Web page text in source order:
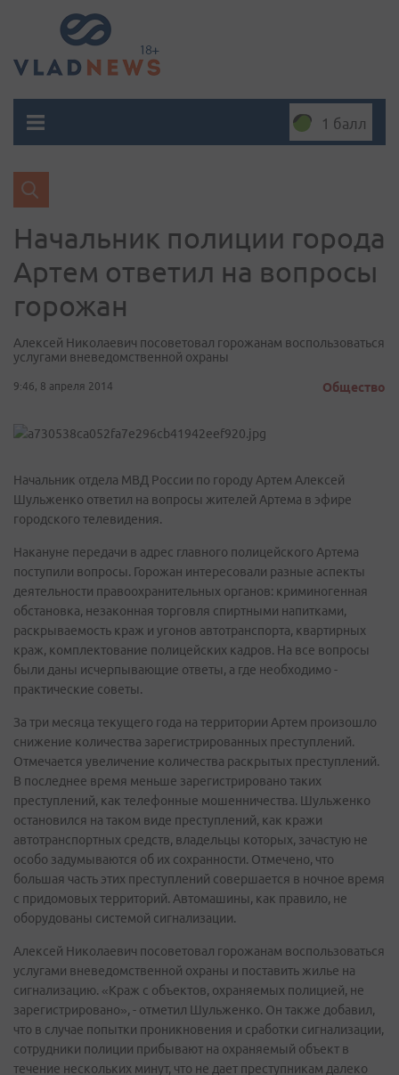
1 балл
Начальник полиции города
Артем ответил на вопросы
горожан
Алексей Николаевич посоветовал горожанам воспользоваться
услугами вневедомственной охраны
9:46, 8 апреля 2014 Общество
Начальник отдела МВД России по городу Артем Алексей
Шульженко ответил на вопросы жителей Артема в эфире
городского телевидения.
Накануне передачи в адрес главного полицейского Артема
поступили вопросы. Горожан интересовали разные аспекты
деятельности правоохранительных органов: криминогенная
обстановка, незаконная торговля спиртными напитками,
раскрываемость краж и угонов автотранспорта, квартирных
краж, комплектование полицейских кадров. На все вопросы
были даны исчерпывающие ответы, а где необходимо -
практические советы.
За три месяца текущего года на территории Артем произошло
снижение количества зарегистрированных преступлений.
Отмечается увеличение количества раскрытых преступлений.
В последнее время меньше зарегистрировано таких
преступлений, как телефонные мошенничества. Шульженко
остановился на таком виде преступлений, как кражи
автотранспортных средств, владельцы которых, зачастую не
особо задумываются об их сохранности. Отмечено, что
большая часть этих преступлений совершается в ночное время
с придомовых территорий. Автомашины, как правило, не
оборудованы системой сигнализации.
Алексей Николаевич посоветовал горожанам воспользоваться
услугами вневедомственной охраны и поставить жилье на
сигнализацию. «Краж с объектов, охраняемых полицией, не
зарегистрировано», - отметил Шульженко. Он также добавил,
что в случае попытки проникновения и сработки сигнализации,
сотрудники полиции прибывают на охраняемый объект в
течение нескольких минут, что не дает преступникам далеко